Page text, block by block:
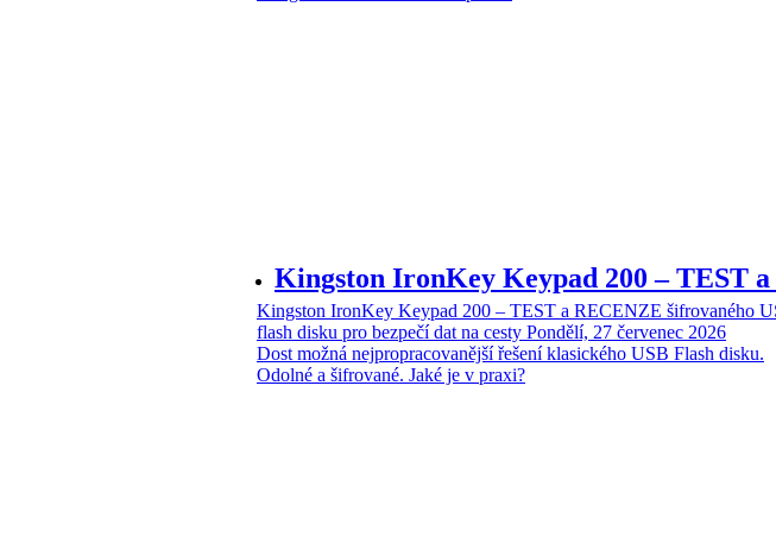
Kingston IronKey Keypad 200 – TEST
Kingston IronKey Keypad 200 – TEST a RECENZE šifrovaného
flash disku pro bezpečí dat na cesty Pondělí, 27 červenec 2026
Dost možná nejpropracovanější řešení klasického USB Flash disku.
Odolné a šifrované. Jaké je v praxi?